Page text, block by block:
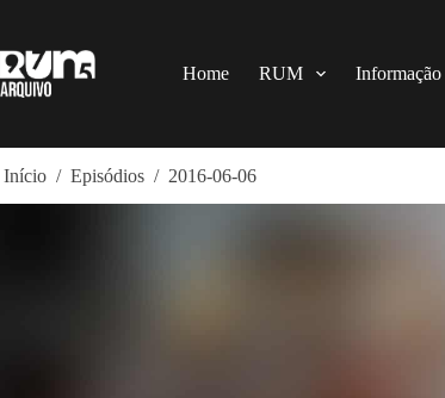
o
conteúdo
Home RUM Informação
Início / Episódios / 2016-06-06